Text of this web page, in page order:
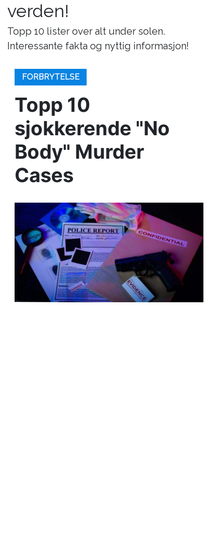
verden!
Topp 10 lister over alt under solen.
Interessante fakta og nyttig informasjon!
FORBRYTELSE
Topp 10
sjokkerende "No
Body" Murder
Cases